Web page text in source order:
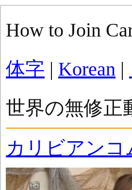
How to Join
体字 | Korean |
世界の無修正
カリビアンコ